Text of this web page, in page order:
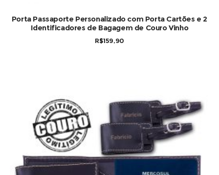
Porta Passaporte Personalizado com Porta Cartões e 2
Identificadores de Bagagem de Couro Vinho
R$159,90